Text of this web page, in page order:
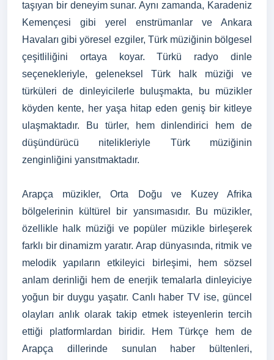
taşıyan bir deneyim sunar. Aynı zamanda, Karadeniz
Kemençesi gibi yerel enstrümanlar ve Ankara
Havaları gibi yöresel ezgiler, Türk müziğinin bölgesel
çeşitliliğini ortaya koyar. Türkü radyo dinle
seçenekleriyle, geleneksel Türk halk müziği ve
türküleri de dinleyicilerle buluşmakta, bu müzikler
köyden kente, her yaşa hitap eden geniş bir kitleye
ulaşmaktadır. Bu türler, hem dinlendirici hem de
düşündürücü nitelikleriyle Türk müziğinin
zenginliğini yansıtmaktadır.
Arapça müzikler, Orta Doğu ve Kuzey Afrika
bölgelerinin kültürel bir yansımasıdır. Bu müzikler,
özellikle halk müziği ve popüler müzikle birleşerek
farklı bir dinamizm yaratır. Arap dünyasında, ritmik ve
melodik yapıların etkileyici birleşimi, hem sözsel
anlam derinliği hem de enerjik temalarla dinleyiciye
yoğun bir duygu yaşatır. Canlı haber TV ise, güncel
olayları anlık olarak takip etmek isteyenlerin tercih
ettiği platformlardan biridir. Hem Türkçe hem de
Arapça dillerinde sunulan haber bültenleri,